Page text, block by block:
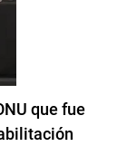
que fue